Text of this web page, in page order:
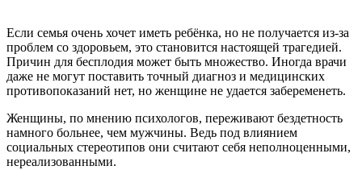
Если семья очень хочет иметь ребёнка, но не получается из-за
проблем со здоровьем, это становится настоящей трагедией.
Причин для бесплодия может быть множество. Иногда врачи
даже не могут поставить точный диагноз и медицинских
противопоказаний нет, но женщине не удается забеременеть.
Женщины, по мнению психологов, переживают бездетность
намного больнее, чем мужчины. Ведь под влиянием
социальных стереотипов они считают себя неполноценными,
нереализованными.